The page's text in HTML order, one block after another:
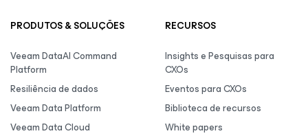
PRODUTOS & SOLUÇÕES
Veeam DataAI Command
Platform
Resiliência de dados
Veeam Data Platform
Veeam Data Cloud
RECURSOS
Insights e Pesquisas para
CXOs
Eventos para CXOs
Biblioteca de recursos
White papers